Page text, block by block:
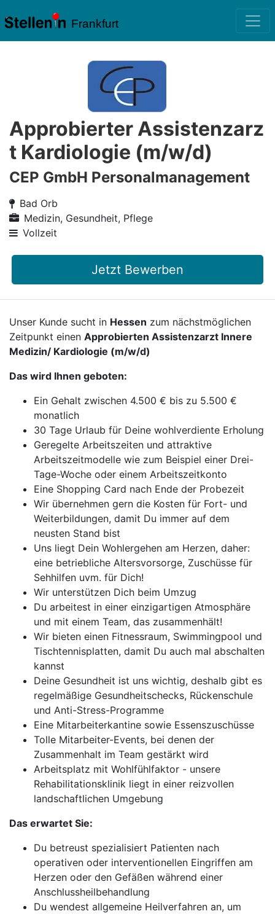
Frankfurt
Approbierter Assistenzarz
t Kardiologie (m/w/d)
CEP GmbH Personalmanagement
Bad Orb
Medizin, Gesundheit, Pflege
Vollzeit
Jetzt Bewerben
Unser Kunde sucht in Hessen zum nächstmöglichen
Zeitpunkt einen Approbierten Assistenzarzt Innere
Medizin/ Kardiologie (m/w/d)
Das wird Ihnen geboten:
Ein Gehalt zwischen 4.500 € bis zu 5.500 €
monatlich
30 Tage Urlaub für Deine wohlverdiente Erholung
Geregelte Arbeitszeiten und attraktive
Arbeitszeitmodelle wie zum Beispiel einer Drei-
Tage-Woche oder einem Arbeitszeitkonto
Eine Shopping Card nach Ende der Probezeit
Wir übernehmen gern die Kosten für Fort- und
Weiterbildungen, damit Du immer auf dem
neusten Stand bist
Uns liegt Dein Wohlergehen am Herzen, daher:
eine betriebliche Altersvorsorge, Zuschüsse für
Sehhilfen uvm. für Dich!
Wir unterstützen Dich beim Umzug
Du arbeitest in einer einzigartigen Atmosphäre
und mit einem Team, das zusammenhält!
Wir bieten einen Fitnessraum, Swimmingpool und
Tischtennisplatten, damit Du auch mal abschalten
kannst
Deine Gesundheit ist uns wichtig, deshalb gibt es
regelmäßige Gesundheitschecks, Rückenschule
und Anti-Stress-Programme
Eine Mitarbeiterkantine sowie Essenszuschüsse
Tolle Mitarbeiter-Events, bei denen der
Zusammenhalt im Team gestärkt wird
Arbeitsplatz mit Wohlfühlfaktor - unsere
Rehabilitationsklinik liegt in einer reizvollen
landschaftlichen Umgebung
Das erwartet Sie:
Du betreust spezialisiert Patienten nach
operativen oder interventionellen Eingriffen am
Herzen oder den Gefäßen während einer
Anschlussheilbehandlung
Du wendest allgemeine Heilverfahren an, um